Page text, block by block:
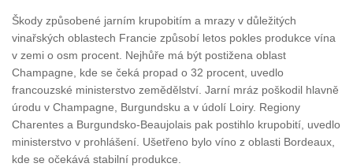
Škody způsobené jarním krupobitím a mrazy v důležitých
vinařských oblastech Francie způsobí letos pokles produkce vína
v zemi o osm procent. Nejhůře má být postižena oblast
Champagne, kde se čeká propad o 32 procent, uvedlo
francouzské ministerstvo zemědělství. Jarní mráz poškodil hlavně
úrodu v Champagne, Burgundsku a v údolí Loiry. Regiony
Charentes a Burgundsko-Beaujolais pak postihlo krupobití, uvedlo
ministerstvo v prohlášení. Ušetřeno bylo víno z oblasti Bordeaux,
kde se očekává stabilní produkce.